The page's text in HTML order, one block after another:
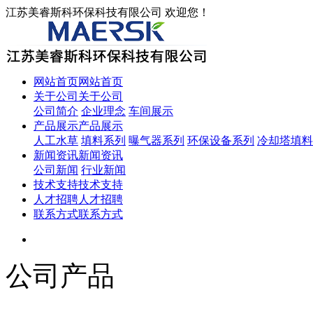
江苏美睿斯科环保科技有限公司 欢迎您！
网站首页网站首页
关于公司 关于公司
公司简介 企业理念 车间展示
产品展示产品展示
人工水草 填料系列 曝气器系列 环保设备系列 冷却塔填料
新闻资讯新闻资讯
公司新闻 行业新闻
技术支持技术支持
人才招聘人才招聘
联系方式联系方式
公司产品